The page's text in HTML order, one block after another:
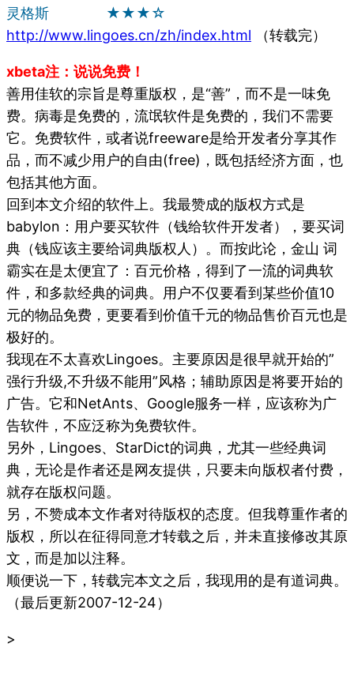
灵格斯 ★★★☆
http://www.lingoes.cn/zh/index.html （转载完）
xbeta注：说说免费！
善用佳软的宗旨是尊重版权，是“善”，而不是一味免
费。病毒是免费的，流氓软件是免费的，我们不需要
它。免费软件，或者说freeware是给开发者分享其作
品，而不减少用户的自由(free)，既包括经济方面，也
包括其他方面。
回到本文介绍的软件上。我最赞成的版权方式是
babylon：用户要买软件（钱给软件开发者），要买词
典（钱应该主要给词典版权人）。而按此论，金山 词
霸实在是太便宜了：百元价格，得到了一流的词典软
件，和多款经典的词典。用户不仅要看到某些价值10
元的物品免费，更要看到价值千元的物品售价百元也是
极好的。
我现在不太喜欢Lingoes。主要原因是很早就开始的”
强行升级,不升级不能用”风格；辅助原因是将要开始的
广告。它和NetAnts、Google服务一样，应该称为广
告软件，不应泛称为免费软件。
另外，Lingoes、StarDict的词典，尤其一些经典词
典，无论是作者还是网友提供，只要未向版权者付费，
就存在版权问题。
另，不赞成本文作者对待版权的态度。但我尊重作者的
版权，所以在征得同意才转载之后，并未直接修改其原
文，而是加以注释。
顺便说一下，转载完本文之后，我现用的是有道词典。
（最后更新2007-12-24）
>